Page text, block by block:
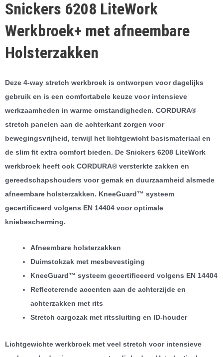
Snickers 6208 LiteWork
Werkbroek+ met afneembare
Holsterzakken
Deze 4-way stretch werkbroek is ontworpen voor dagelijks
gebruik en is een comfortabele keuze voor intensieve
werkzaamheden in warme omstandigheden. CORDURA®
stretch panelen aan de achterkant zorgen voor
bewegingsvrijheid, terwijl het lichtgewicht basismateriaal en
de slim fit extra comfort bieden. De Snickers 6208 LiteWork
werkbroek heeft ook CORDURA® versterkte zakken en
gereedschapshouders voor gemak en duurzaamheid alsmede
afneembare holsterzakken. KneeGuard™ systeem
gecertificeerd volgens EN 14404 voor optimale
kniebescherming.
Afneembare holsterzakken
Duimstokzak met mesbevestiging
KneeGuard™ systeem gecertificeerd volgens EN 14404
Reflecterende accenten aan de achterzijde en
achterzakken met rits
Stretch cargozak met ritssluiting en ID-houder
Lichtgewichte werkbroek met veel stretch voor intensieve